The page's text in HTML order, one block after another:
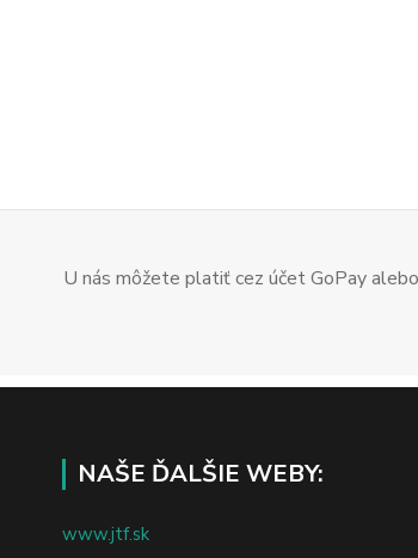
U nás môžete platiť cez účet GoPay
NAŠE ĎALŠIE WEBY:
www.jtf.sk